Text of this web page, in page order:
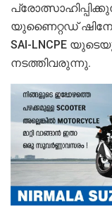
യുണൈറ്റഡ്
SAI-LNCPE
നടത്തിവരുന്നു.